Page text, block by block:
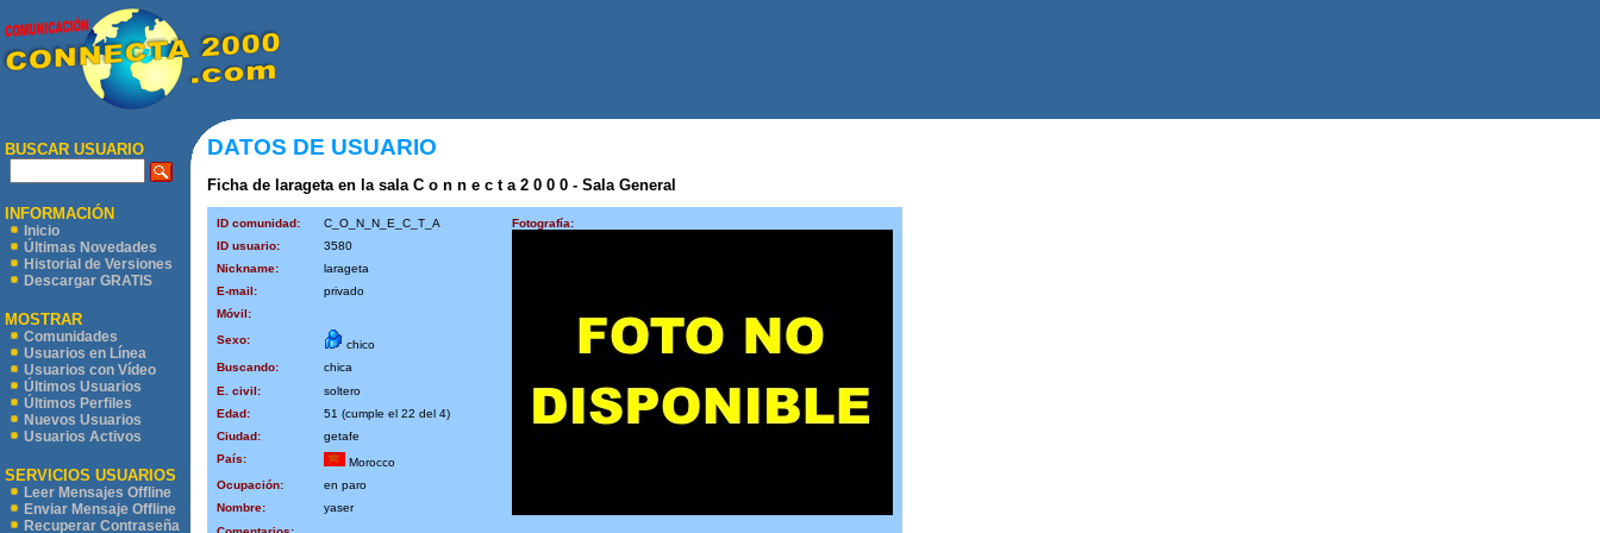
BUSCAR USUARIO
INFORMACIÓN
Inicio
Últimas Novedades
Historial de Versiones
Descargar GRATIS
MOSTRAR
Comunidades
Usuarios en Línea
Usuarios con Vídeo
Últimos Usuarios
Últimos Perfiles
Nuevos Usuarios
Usuarios Activos
SERVICIOS USUARIOS
Leer Mensajes Offline
Enviar Mensaje Offline
Recuperar Contraseña
DATOS DE USUARIO
Ficha de larageta en la sala C o n n e c t a 2 0 0 0 - Sala General
ID comunidad: C_O_N_N_E_C_T_A
Fotografía:
ID usuario:
3580
Nickname:
larageta
E-mail:
privado
Móvil:
Sexo:
chico
Buscando:
chica
E. civil:
soltero
Edad:
51 (cumple el 22 del 4)
Ciudad:
getafe
País:
Morocco
Ocupación:
en paro
Nombre:
yaser